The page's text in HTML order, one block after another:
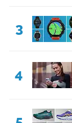
3
4